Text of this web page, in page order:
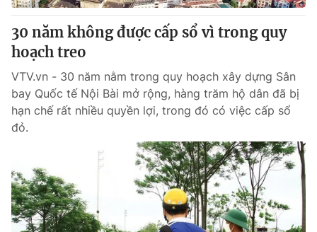
30 năm không được cấp sổ vì trong quy
hoạch treo
VTV.vn - 30 năm nằm trong quy hoạch xây dựng Sân
bay Quốc tế Nội Bài mở rộng, hàng trăm hộ dân đã bị
hạn chế rất nhiều quyền lợi, trong đó có việc cấp sổ
đỏ.